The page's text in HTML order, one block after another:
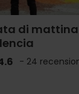
di
- 24